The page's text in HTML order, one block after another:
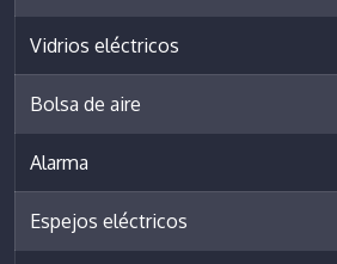
Vidrios eléctricos
Bolsa de aire
Alarma
Espejos eléctricos